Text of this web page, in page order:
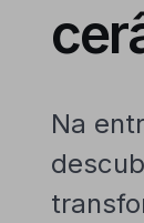
Na